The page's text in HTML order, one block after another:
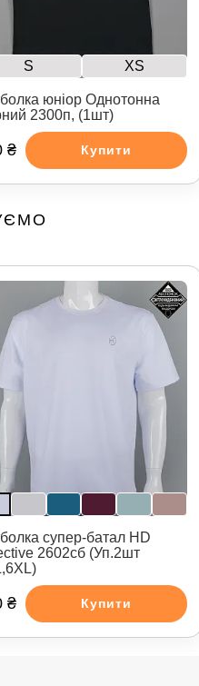
S XS
юніор Однотонна
2300п, (1шт)
₴ Купити
супер-батал HD
2602сб (Уп.2шт
₴ Купити